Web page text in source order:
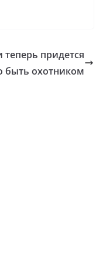
теперь придется
быть охотником